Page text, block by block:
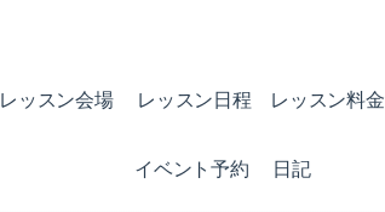
レッスン会場 レッスン日程 レッスン料金
イベント予約 日記